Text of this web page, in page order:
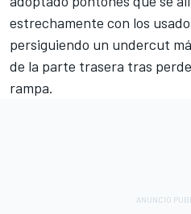
estrechamente con los
persiguiendo un undercut
de la parte trasera tras
rampa.